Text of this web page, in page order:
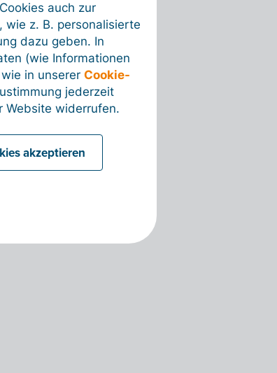
auch zur
wie z. B. personalisierte
dazu geben. In
(wie Informationen
wie in unsererCookie-
jederzeit
Website widerrufen.
akzeptieren